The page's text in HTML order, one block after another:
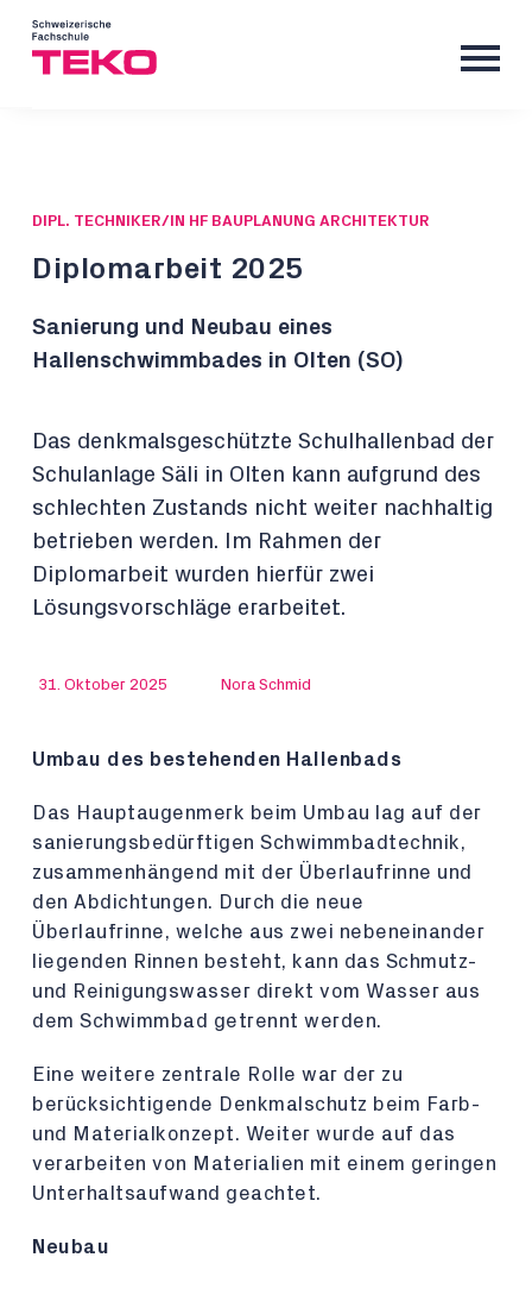
DIPL. TECHNIKER/IN HF BAUPLANUNG ARCHITEKTUR
Diplomarbeit 2025
Sanierung und Neubau eines
Hallenschwimmbades in Olten (SO)
Das denkmalsgeschützte Schulhallenbad der
Schulanlage Säli in Olten kann aufgrund des
schlechten Zustands nicht weiter nachhaltig
betrieben werden. Im Rahmen der
Diplomarbeit wurden hierfür zwei
Lösungsvorschläge erarbeitet.
31. Oktober 2025 Nora Schmid
Umbau des bestehenden Hallenbads
Das Hauptaugenmerk beim Umbau lag auf der
sanierungsbedürftigen Schwimmbadtechnik,
zusammenhängend mit der Überlaufrinne und
den Abdichtungen. Durch die neue
Überlaufrinne, welche aus zwei nebeneinander
liegenden Rinnen besteht, kann das Schmutz-
und Reinigungswasser direkt vom Wasser aus
dem Schwimmbad getrennt werden.
Eine weitere zentrale Rolle war der zu
berücksichtigende Denkmalschutz beim Farb-
und Materialkonzept. Weiter wurde auf das
verarbeiten von Materialien mit einem geringen
Unterhaltsaufwand geachtet.
Neubau